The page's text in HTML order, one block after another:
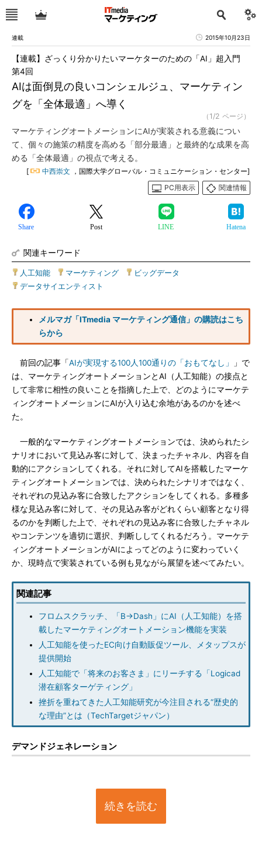
連載 2015年10月23日
AIは面倒見の良いコンシェルジュ、マーケティン
グを「全体最適」へ導く
【連載】ざっくり分かりたいマーケターのための「AI」超入門
第4回
（1/2 ページ）
マーケティングオートメーションにAIが実装される意義につい
て、個々の施策の精度を高める「部分最適」と最終的な成果を高
める「全体最適」の視点で考える。
[ 中西崇文 ，国際大学グローバル・コミュニケーション・センター]
PC用表示
関連情報
Share Post LINE Hatena
関連キーワード
人工知能 マーケティング ビッグデータ
データサイエンティスト
メルマガ「ITmedia マーケティング通信」の購読はこち
らから
前回の記事「AIが実現する100人100通りの「おもてなし」
」で
は、マーケティングオートメーションとAI（人工知能）の接点と
して非常に相性の良いことを指摘した上で、どのようにマーケテ
ィングオートメーションにAIが入り込む余地があるのかを述べ
た。
一般的なマーケティングオートメーションでは、決められたシ
ナリオにおいて見込み客に対して、決まったチャネル、内容を自
動的にアクションしてくれる。それに対してAIを搭載したマーケ
ティングオートメーションでは、決められたシナリオではなく、
それぞれの見込み客に合致したアクションをしてくれる。多種多
様な見込み客に対して、その見込み客がどれくらい顧客となり得
るのかを判断した上で、それぞれの見込み客に合致したチャネル
やコンテンツを適切に選択、判断ししてくれるだろう。マーケテ
ィングオートメーションがAIによってどのように変わっていく
か、現時点で実装されている例も見ながら展望を述べてみたい。
関連記事
フロムスクラッチ、「B→Dash」にAI（人工知能）を搭
載したマーケティングオートメーション機能を実装
人工知能を使ったEC向け自動販促ツール、メタップスが
提供開始
人工知能で「将来のお客さま」にリーチする「Logicad
潜在顧客ターゲティング」
挫折を重ねてきた人工知能研究が今注目される“歴史的
な理由”とは（TechTargetジャパン）
デマンドジェネレーション
続きを読む